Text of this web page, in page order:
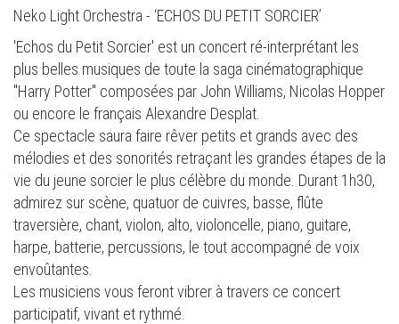
Neko Light Orchestra - ‘ECHOS DU PETIT SORCIER’
'Echos du Petit Sorcier' est un concert ré-interprétant les
plus belles musiques de toute la saga cinématographique
"Harry Potter" composées par John Williams, Nicolas Hopper
ou encore le français Alexandre Desplat.
Ce spectacle saura faire rêver petits et grands avec des
mélodies et des sonorités retraçant les grandes étapes de la
vie du jeune sorcier le plus célèbre du monde. Durant 1h30,
admirez sur scène, quatuor de cuivres, basse, flûte
traversière, chant, violon, alto, violoncelle, piano, guitare,
harpe, batterie, percussions, le tout accompagné de voix
envoûtantes.
Les musiciens vous feront vibrer à travers ce concert
participatif, vivant et rythmé.